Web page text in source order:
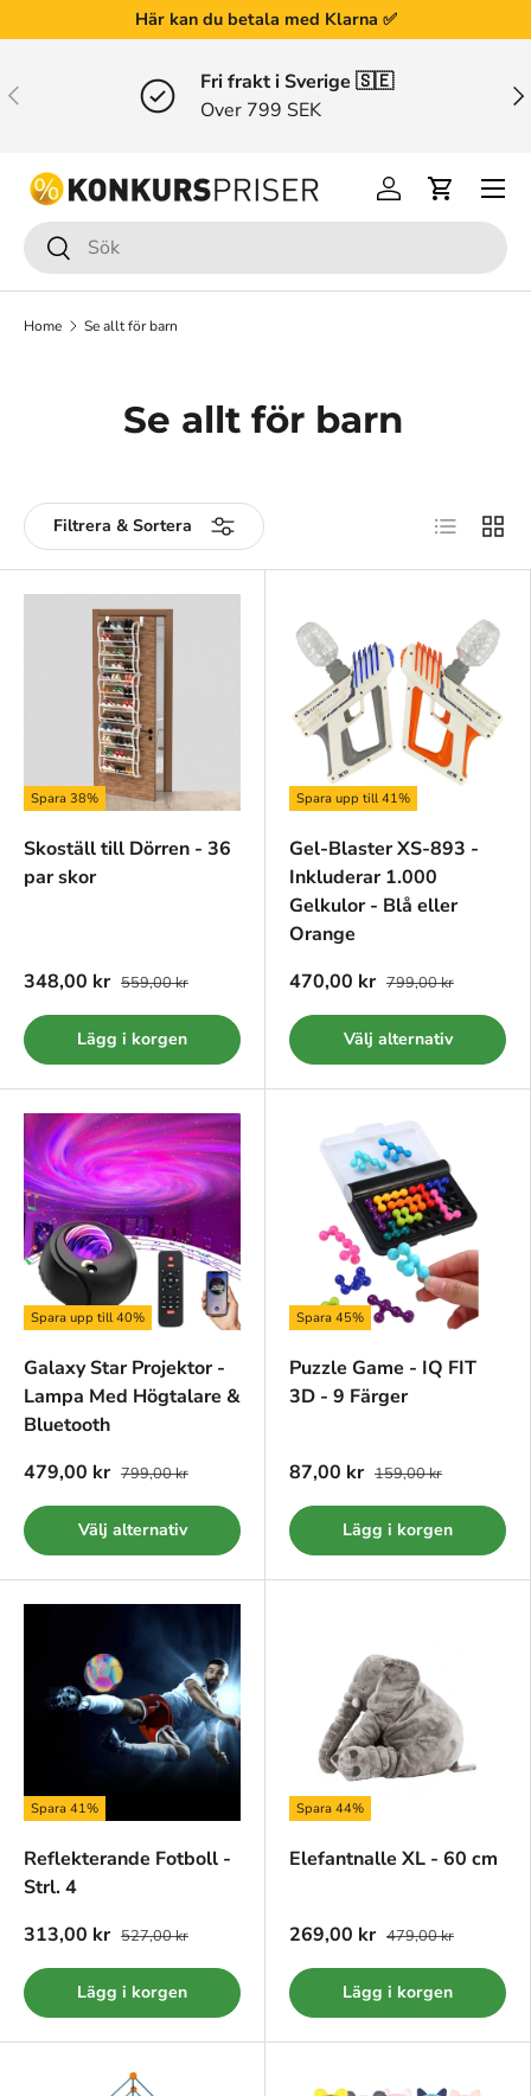
Gå till innehållet
+ 45 91 93 91 91┃ ✉️kontakt@konkurspriser.dk
Tidigare
Fri frakt i Sverige 🇸🇪
Over 799 SEK
Sök
Sök
Logga inVarukorg
Menu
Home Se allt för barn
Se allt för barn
Filtrera & Sortera Visa som
Spara 38%
Skoställ till Dörren - 36
par skor
348,00 kr 559,00 kr
Lägg i korgen
Spara upp till 41%
Gel-Blaster XS-893 -
Inkluderar 1.000
Gelkulor - Blå eller
Orange
470,00 kr 799,00 kr
Välj alternativ
Spara upp till 40%
Galaxy Star Projektor -
Lampa Med Högtalare &
Bluetooth
479,00 kr 799,00 kr
Välj alternativ
Spara 45%
Puzzle Game - IQ FIT
3D - 9 Färger
87,00 kr 159,00 kr
Lägg i korgen
Spara 41%
Reflekterande Fotboll -
Strl. 4
313,00 kr 527,00 kr
Lägg i korgen
Spara 44%
Elefantnalle XL - 60 cm
269,00 kr 479,00 kr
Lägg i korgen